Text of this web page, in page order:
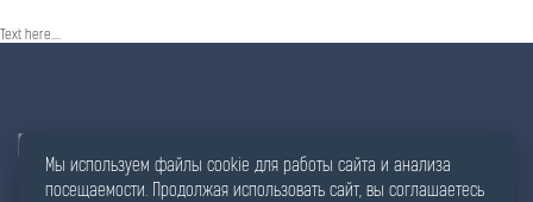
Text here....
Мы используем файлы cookie для работы сайта и анализа
посещаемости. Продолжая использовать сайт, вы соглашаетесь